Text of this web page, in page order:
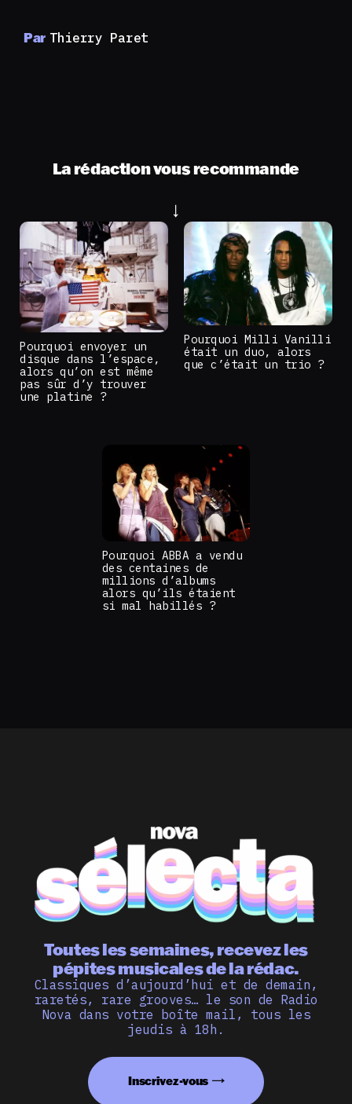
Par Thierry Paret
La rédaction vous recommande
Pourquoi envoyer un
disque dans l’espace,
alors qu’on est même
pas sûr d’y trouver
une platine ?
Pourquoi Milli Vanilli
était un duo, alors
que c’était un trio ?
Pourquoi ABBA a vendu
des centaines de
millions d’albums
alors qu’ils étaient
si mal habillés ?
Toutes les semaines, recevez les
pépites musicales de la rédac.
Classiques d’aujourd’hui et de demain,
raretés, rare grooves… le son de Radio
Nova dans votre boîte mail, tous les
jeudis à 18h.
Inscrivez-vous